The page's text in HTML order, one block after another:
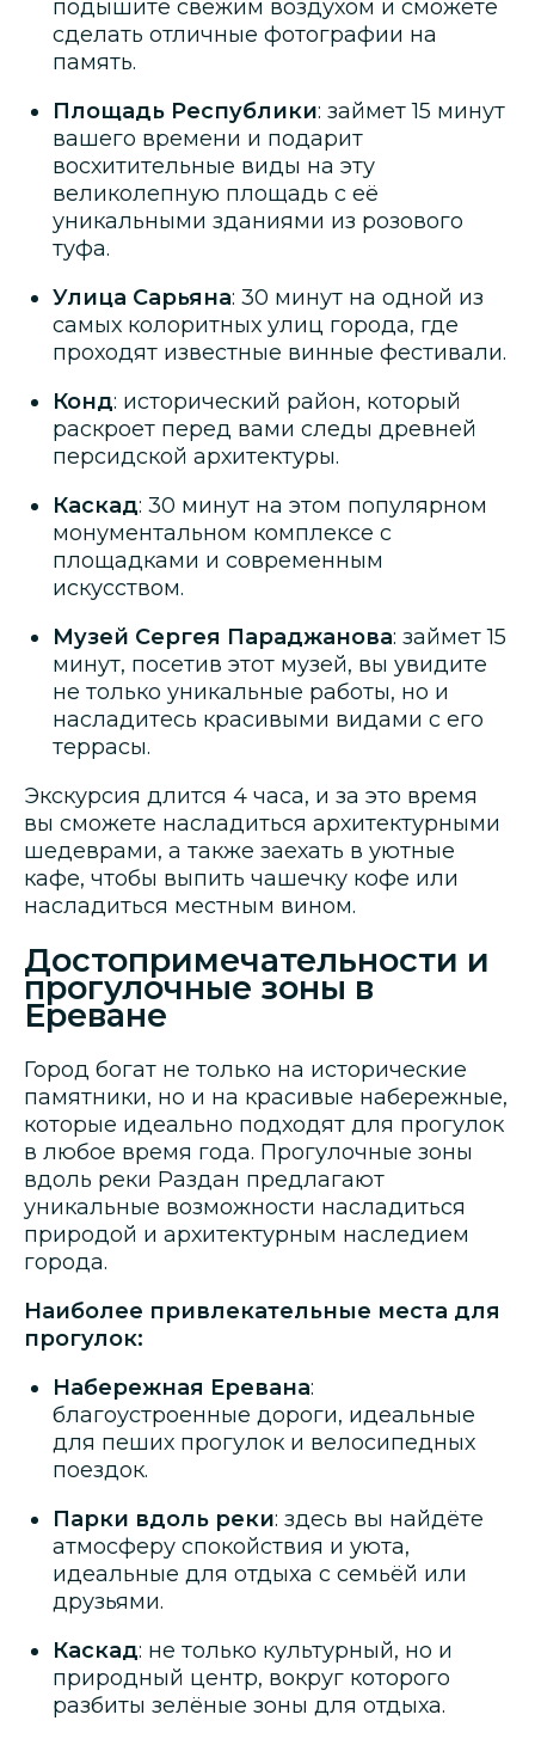
подышите свежим воздухом и сможете
сделать отличные фотографии на
память.
Площадь Республики: займет 15 минут
вашего времени и подарит
восхитительные виды на эту
великолепную площадь с её
уникальными зданиями из розового
туфа.
Улица Сарьяна: 30 минут на одной из
самых колоритных улиц города, где
проходят известные винные фестивали.
Конд: исторический район, который
раскроет перед вами следы древней
персидской архитектуры.
Каскад: 30 минут на этом популярном
монументальном комплексе с
площадками и современным
искусством.
Музей Сергея Параджанова: займет 15
минут, посетив этот музей, вы увидите
не только уникальные работы, но и
насладитесь красивыми видами с его
террасы.
Экскурсия длится 4 часа, и за это время
вы сможете насладиться архитектурными
шедеврами, а также заехать в уютные
кафе, чтобы выпить чашечку кофе или
насладиться местным вином.
Достопримечательности и
прогулочные зоны в
Ереване
Город богат не только на исторические
памятники, но и на красивые набережные,
которые идеально подходят для прогулок
в любое время года. Прогулочные зоны
вдоль реки Раздан предлагают
уникальные возможности насладиться
природой и архитектурным наследием
города.
Наиболее привлекательные места для
прогулок:
Набережная Еревана:
благоустроенные дороги, идеальные
для пеших прогулок и велосипедных
поездок.
Парки вдоль реки: здесь вы найдёте
атмосферу спокойствия и уюта,
идеальные для отдыха с семьёй или
друзьями.
Каскад: не только культурный, но и
природный центр, вокруг которого
разбиты зелёные зоны для отдыха.